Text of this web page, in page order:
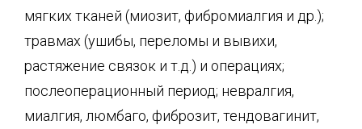
мягких тканей (миозит, фибромиалгия и др.);
травмах (ушибы, переломы и вывихи,
растяжение связок и т.д.) и операциях;
послеоперационный период; невралгия,
миалгия, люмбаго, фиброзит, тендовагинит,